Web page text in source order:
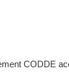
CODDE